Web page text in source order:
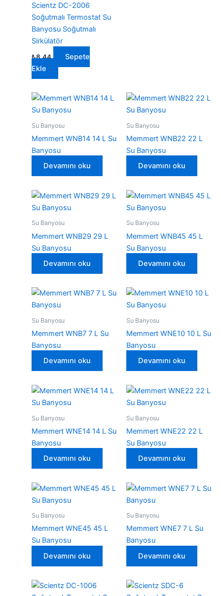
Scientz DC-2006
Soğutmalı Termostat Su
Banyosu Soğutmalı
Sirkülatör
₺8,44
Sepete
Ekle
Su Banyosu
Memmert WNB14 14 L Su
Banyosu
Devamını oku
Su Banyosu
Memmert WNB22 22 L
Su Banyosu
Devamını oku
Su Banyosu
Memmert WNB29 29 L
Su Banyosu
Devamını oku
Su Banyosu
Memmert WNB45 45 L
Su Banyosu
Devamını oku
Su Banyosu
Memmert WNB7 7 L Su
Banyosu
Devamını oku
Su Banyosu
Memmert WNE10 10 L Su
Banyosu
Devamını oku
Su Banyosu
Memmert WNE14 14 L Su
Banyosu
Devamını oku
Su Banyosu
Memmert WNE22 22 L
Su Banyosu
Devamını oku
Su Banyosu
Memmert WNE45 45 L
Su Banyosu
Devamını oku
Su Banyosu
Memmert WNE7 7 L Su
Banyosu
Devamını oku